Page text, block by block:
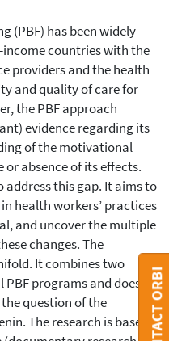
(PBF) has been widely
countries with the
providers and the health
and quality of care for
the PBF approach
evidence regarding its
of the motivational
absence of its effects.
this gap. It aims to
health workers’ practices
and uncover the multiple
changes. The
It combines two
programs and does
question of the
The research is based
CONTACT ORBI